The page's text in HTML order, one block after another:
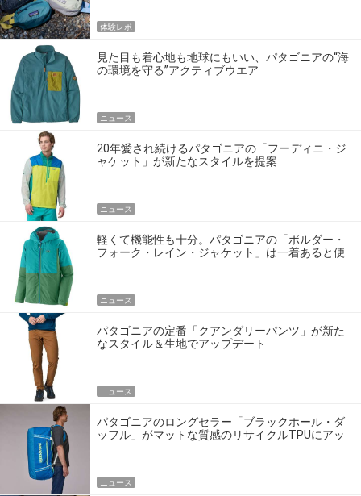
体験レポ
見た目も着心地も地球にもいい、パタゴニアの“海
の環境を守る”アクティブウエア
ニュース
20年愛され続けるパタゴニアの「フーディニ・ジ
ャケット」が新たなスタイルを提案
ニュース
軽くて機能性も十分。パタゴニアの「ボルダー・
フォーク・レイン・ジャケット」は一着あると便
ニュース
パタゴニアの定番「クアンダリーパンツ」が新た
なスタイル＆生地でアップデート
ニュース
パタゴニアのロングセラー「ブラックホール・ダ
ッフル」がマットな質感のリサイクルTPUにアッ
ニュース